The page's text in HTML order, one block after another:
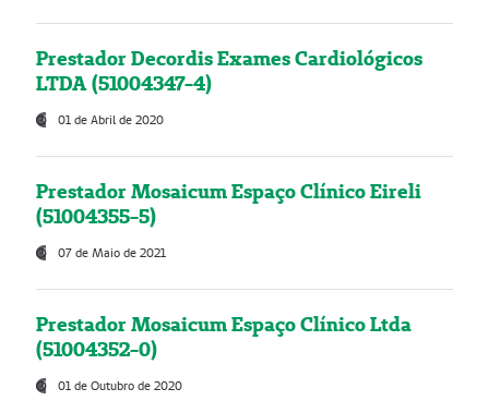
Prestador Decordis Exames Cardiológicos
LTDA (51004347-4)
01 de Abril de 2020
Prestador Mosaicum Espaço Clínico Eireli
(51004355-5)
07 de Maio de 2021
Prestador Mosaicum Espaço Clínico Ltda
(51004352-0)
01 de Outubro de 2020